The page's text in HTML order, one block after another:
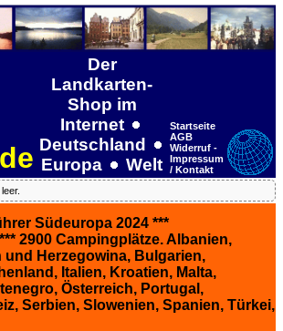
Der
Landkarten-
Shop im
Internet
Deutschland
Europa
Welt
Startseite
AGB
Widerruf -
Impressum
/ Kontakt
Südeuropa 2024 ***
2900 Campingplätze. Albanien,
Herzegowina, Bulgarien,
Italien, Kroatien, Malta,
Österreich, Portugal,
Serbien, Slowenien, Spanien, Türkei,